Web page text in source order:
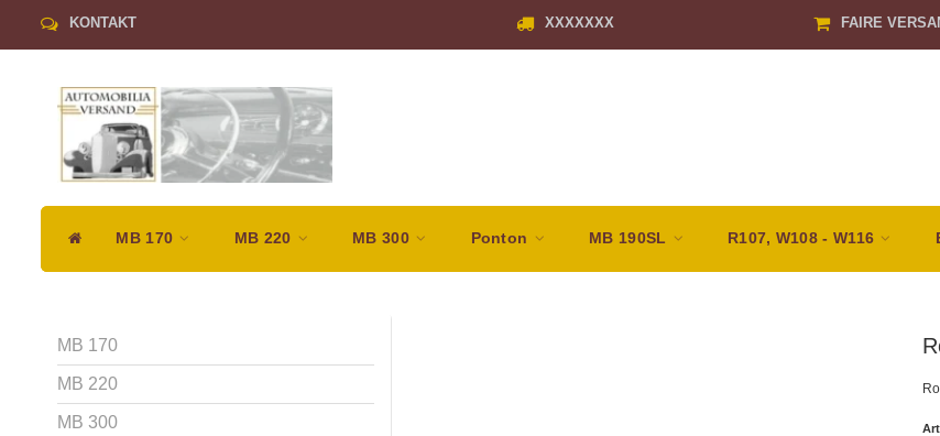
KONTAKT XXXXXXX FAIRE
MB 170 MB 220 MB 300 Ponton MB 190SL R107, W108 - W116
MB 170
MB 220
MB 300